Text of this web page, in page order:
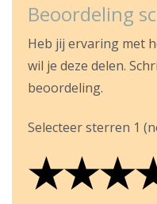
Beoordeling
Heb jij ervaring met
wil je deze delen.
beoordeling.
Selecteer sterren 1
★
★★
★★★
★★★
★★★